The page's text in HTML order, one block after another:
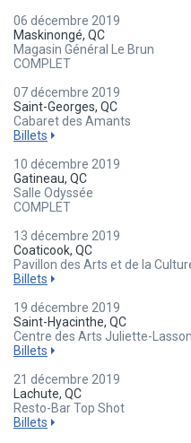
06 décembre 2019
Maskinongé, QC
Magasin Général Le Brun
COMPLET
07 décembre 2019
Saint-Georges, QC
Cabaret des Amants
Billets
10 décembre 2019
Gatineau, QC
Salle Odyssée
COMPLET
13 décembre 2019
Coaticook, QC
Pavillon des Arts et de la
Billets
19 décembre 2019
Saint-Hyacinthe, QC
Centre des Arts Juliette-
Billets
21 décembre 2019
Lachute, QC
Resto-Bar Top Shot
Billets